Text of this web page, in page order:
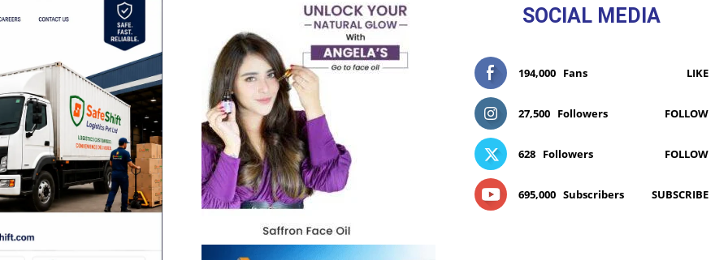
SOCIAL MEDIA
194,000 Fans LIKE
27,500 Followers FOLLOW
628 Followers FOLLOW
695,000 Subscribers SUBSCRIBE